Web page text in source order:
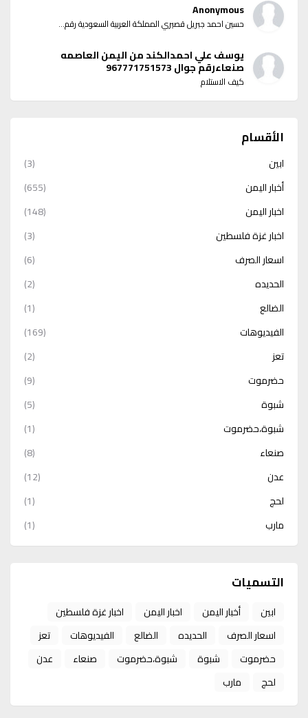
Anonymous
حسين احمد جبريل قصيري المملكة العربية السعودية رقم...
يوسف علي احمدالكند من اليمن العاصمه
صنعاءرقم جوال 967771751573
كيف الاستلام
الأقسام
ابين
(3)
أخبار اليمن
(655)
اخبار اليمن
(148)
اخبار غزة فلسطين
(3)
اسعار الصرف
(6)
الحديده
(2)
الضالع
(1)
الفيديوهات
(169)
تعز
(2)
حضرموت
(9)
شبوة
(5)
شبوة،حضرموت
(1)
صنعاء
(8)
عدن
(12)
لحج
(1)
مارب
(1)
التسميات
ابين أخبار اليمن اخبار اليمن
اخبار غزة فلسطين
اسعار الصرف
الحديده الضالع الفيديوهات
تعز
حضرموت
شبوة شبوة،حضرموت صنعاء
عدن
لحج
مارب